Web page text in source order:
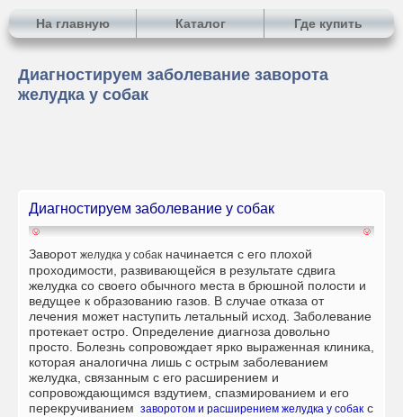
На главную Каталог Где купить
Диагностируем заболевание заворота
желудка у собак
Диагностируем заболевание у собак
Заворот желудка у собак начинается с его плохой
проходимости, развивающейся в результате сдвига
желудка со своего обычного места в брюшной полости и
ведущее к образованию газов. В случае отказа от
лечения может наступить летальный исход. Заболевание
протекает остро. Определение диагноза довольно
просто. Болезнь сопровождает ярко выраженная клиника,
которая аналогична лишь с острым заболеванием
желудка, связанным с его расширением и
сопровождающимся вздутием, спазмированием и его
перекручиванием заворотом и расширением желудка у собак с